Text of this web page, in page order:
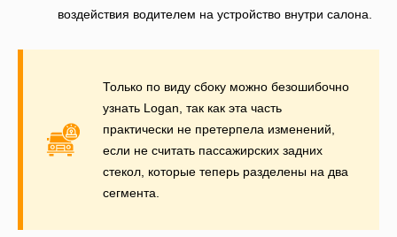
воздействия водителем на устройство внутри салона.
Только по виду сбоку можно безошибочно
узнать Logan, так как эта часть
практически не претерпела изменений,
если не считать пассажирских задних
стекол, которые теперь разделены на два
сегмента.